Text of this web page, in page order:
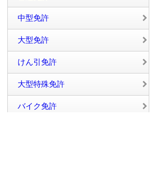
中型免許
大型免許
けん引免許
大型特殊免許
バイク免許